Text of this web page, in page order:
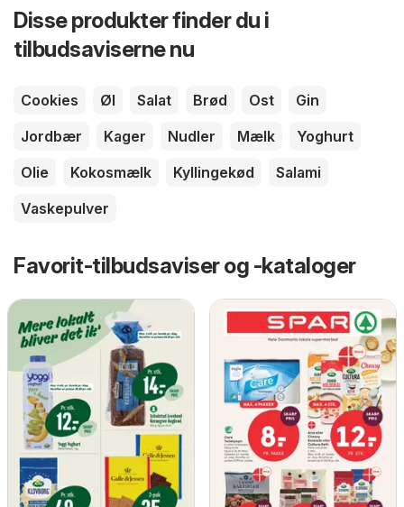
Disse produkter finder du i
tilbudsaviserne nu
Cookies Øl Salat Brød Ost
Gin
Jordbær
Kager Nudler Mælk
Yoghurt
Olie
Kokosmælk Kyllingekød
Salami
Vaskepulver
Favorit-tilbudsaviser og -kataloger